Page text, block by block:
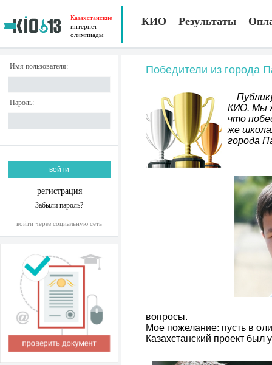
Казахстанские
интернет
олимпиады
КИО Результаты
Имя пользователя:
Пароль:
регистрация
Забыли пароль?
войти через социальную сеть
Победители из города
КИО. Мы
что
же
города
вопросы.
Мое пожелание: пусть в
Казахстанский проект